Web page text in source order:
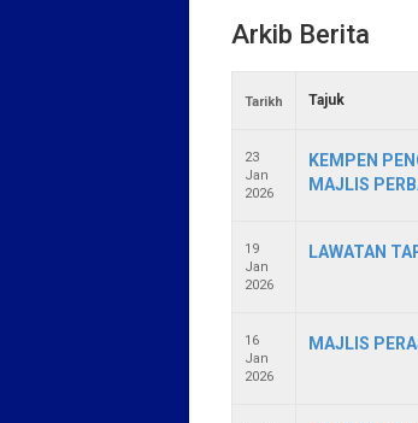
Arkib Berita
Tarikh Tajuk
23
Jan
2026
KEMPEN
MAJLIS
19
Jan
2026
LAWATAN
16
Jan
2026
MAJLIS